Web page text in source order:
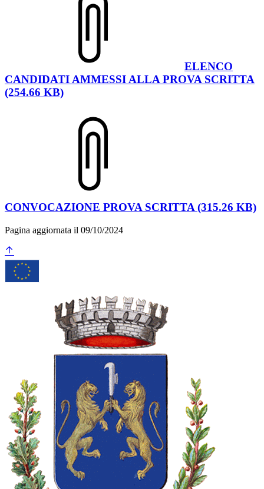
ELENCO
CANDIDATI AMMESSI ALLA PROVA SCRITTA
(254.66 KB)
CONVOCAZIONE PROVA SCRITTA (315.26 KB)
Pagina aggiornata il 09/10/2024